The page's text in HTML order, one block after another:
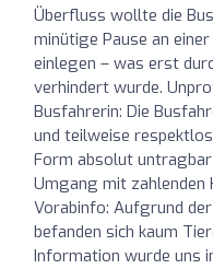
Überfluss wollte die
minütige Pause an
einlegen – was erst
verhindert wurde.
Busfahrerin: Die
und teilweise
Form absolut
Umgang mit zahlenden
Vorabinfo: Aufgrund
befanden sich kaum
Information wurde uns